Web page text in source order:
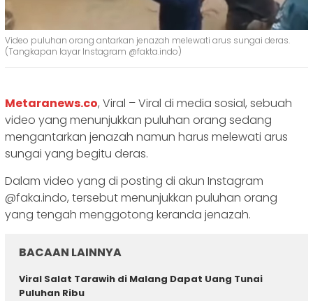
Video puluhan orang antarkan jenazah melewati arus sungai deras.
(Tangkapan layar Instagram @fakta.indo)
Metaranews.co, Viral – Viral di media sosial, sebuah
video yang menunjukkan puluhan orang sedang
mengantarkan jenazah namun harus melewati arus
sungai yang begitu deras.
Dalam video yang di posting di akun Instagram
@faka.indo, tersebut menunjukkan puluhan orang
yang tengah menggotong keranda jenazah.
BACAAN LAINNYA
Viral Salat Tarawih di Malang Dapat Uang Tunai
Puluhan Ribu